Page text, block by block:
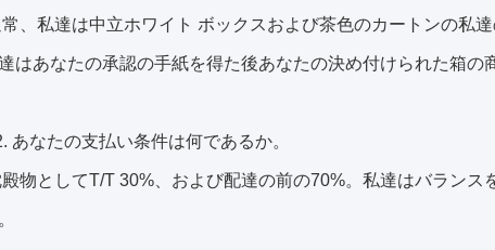
常、私達は中立ホワイト ボックスおよび茶色のカートンの私
はあなたの承認の手紙を得た後あなたの決め付けられた箱の
あなたの支払い条件は何であるか。
殿物としてT/T 30%、および配達の前の70%。私達はバラン